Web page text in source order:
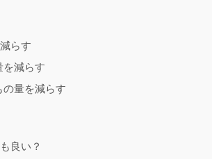
らす
減らす
量を減らす
良い？